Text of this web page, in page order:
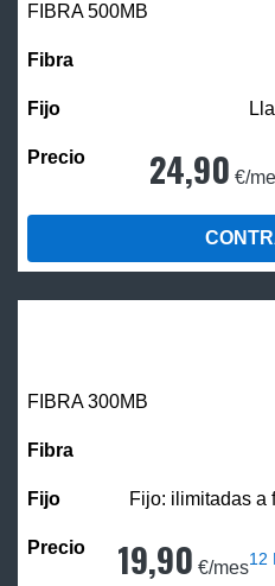
FIBRA500MB
24,90 €/
FIBRA 300MB
Fijo: ilimitadas a
19,90 €/mes12